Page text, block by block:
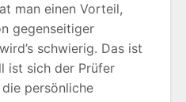
man einen Vorteil,
gegenseitiger
schwierig. Das ist
ist sich der Prüfer
persönliche